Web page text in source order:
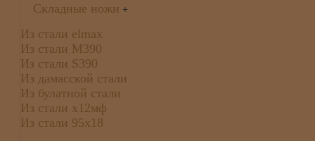
Складные ножи +
Из стали elmax
Из стали М390
Из стали S390
Из дамасской стали
Из булатной стали
Из стали х12мф
Из стали 95х18